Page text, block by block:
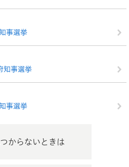
事選挙
知事選挙
事選挙
からないときは